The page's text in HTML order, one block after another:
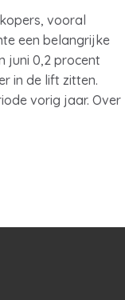
vooral
een belangrijke
juni 0,2 procent
in de lift zitten.
vorig jaar. Over